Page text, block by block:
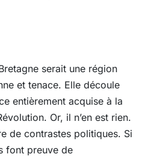
serait une région
et tenace. Elle découle
entièrement acquise à la
Or, il n’en est rien.
de contrastes politiques. Si
font preuve de